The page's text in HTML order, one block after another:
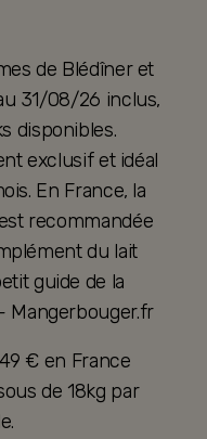
de Blédîner et
31/08/26 inclus,
disponibles.
exclusif et idéal
En France, la
recommandée
du lait
guide de la
Mangerbouger.fr
€ en France
de 18kg par